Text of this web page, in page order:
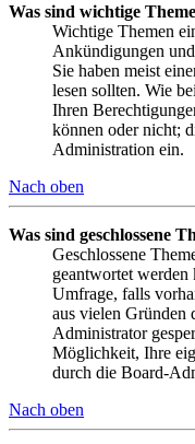
Was sind wichtige
Wichtige Themen
Ankündigungen
Sie haben meist
lesen sollten. Wie
Ihren
können oder nicht;
Administration ein.
Nach oben
Was sind geschlossene
Geschlossene
geantwortet werden
Umfrage, falls
aus vielen Gründen
Administrator
Möglichkeit, Ihre
durch die Board-
Nach oben